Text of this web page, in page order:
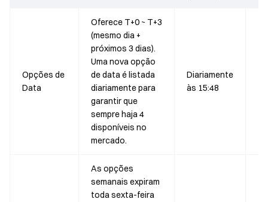
Opções de
Data
Oferece T+0 ~ T+3
(mesmo dia +
próximos 3 dias).
Uma nova opção
de data é listada
diariamente para
garantir que
sempre haja 4
disponíveis no
mercado.
Diariamente
às 15:48
As opções
semanais expiram
toda sexta-feira